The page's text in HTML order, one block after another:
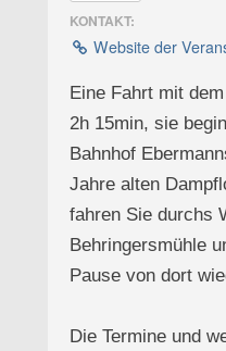
KONTAKT:
Website der
Eine Fahrt mit
2h 15min, sie
Bahnhof
Jahre alten
fahren Sie durchs
Behringersmühle
Pause von dort
Die Termine und